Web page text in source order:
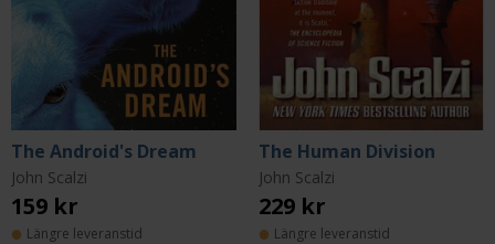
The Android's Dream
John Scalzi
159 kr
Längre leveranstid
The Human Division
John Scalzi
229 kr
Längre leveranstid